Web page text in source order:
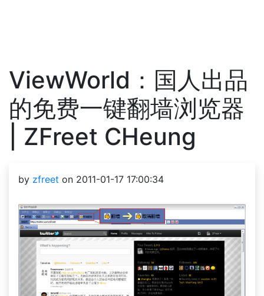
ViewWorld：国人出品
的免费一键翻墙浏览器
| ZFreet CHeung
by zfreet on 2011-01-17 17:00:34